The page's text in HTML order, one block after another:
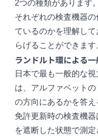
2つの種類があります。
それぞれの検査機器
ているのかを理解し
らげることができます
ランドルト環による
日本で最も一般的な
は、アルファベット
の方向にあるかを答え
免許更新時の検査機
を遮断した状態で測